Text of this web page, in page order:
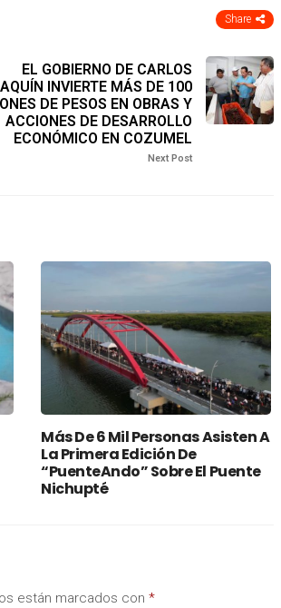
Share
EL GOBIERNO DE CARLOS
INVIERTE MÁS DE 100
DE PESOS EN OBRAS Y
ACCIONES DE DESARROLLO
ECONÓMICO EN COZUMEL
Next Post
Más De 6 Mil Personas Asisten A
La Primera Edición De
“PuenteAndo” Sobre El Puente
Nichupté
están marcados con *